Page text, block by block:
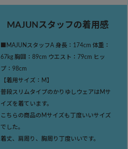
MAJUNスタッフの着用感
■MAJUNスタッフA 身長：174cm 体重：
67kg 胸囲：89cm ウエスト：79cm ヒッ
プ：98cm
【着用サイズ：M】
普段スリムタイプのかりゆしウェアはMサ
イズを着ています。
こちらの商品のMサイズも丁度いいサイズ
でした。
着丈、肩周り、胸周り丁度いいです。